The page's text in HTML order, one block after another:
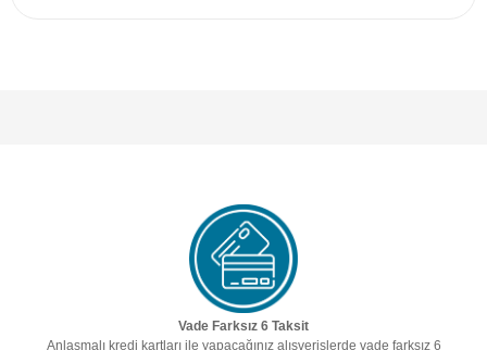
Vade Farksız 6 Taksit
Anlaşmalı kredi kartları ile yapacağınız alışverişlerde vade farksız 6